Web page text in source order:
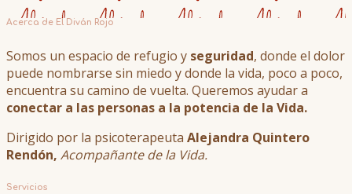
Acerca de El Diván Rojo
Somos un espacio de refugio y seguridad, donde el dolor
puede nombrarse sin miedo y donde la vida, poco a poco,
encuentra su camino de vuelta. Queremos ayudar a
conectar a las personas a la potencia de la Vida.
Dirigido por la psicoterapeuta Alejandra Quintero
Rendón, Acompañante de la Vida.
Servicios